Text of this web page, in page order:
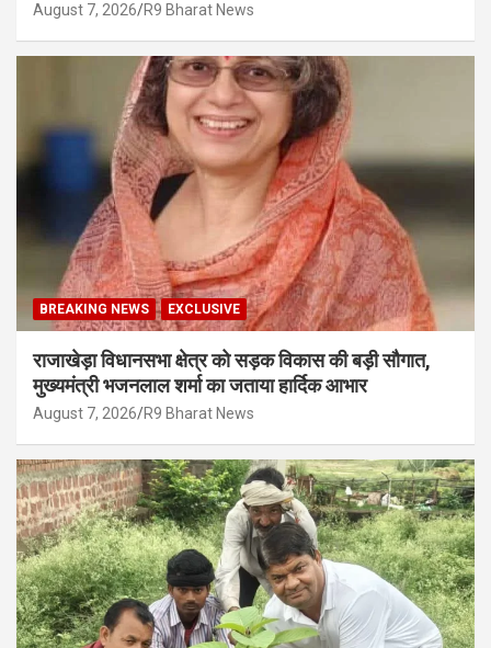
August 7, 2026 R9 Bharat News
BREAKING NEWS EXCLUSIVE
राजाखेड़ा विधानसभा क्षेत्र को सड़क विकास की बड़ी सौगात,
मुख्यमंत्री भजनलाल शर्मा का जताया हार्दिक आभार
August 7, 2026 R9 Bharat News